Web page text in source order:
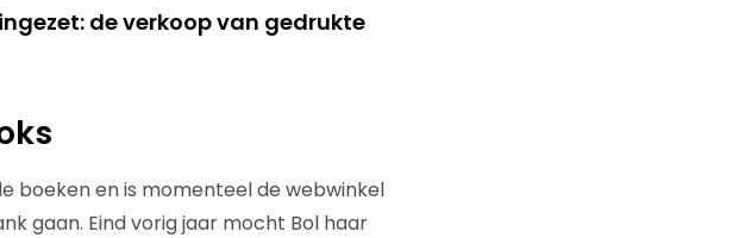
de verkoop van gedrukte
boeken en is momenteel de webwinkel
gaan. Eind vorig jaar mocht Bol haar